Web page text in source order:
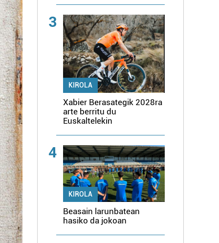
3
KIROLA
Xabier Berasategik 2028ra
arte berritu du
Euskaltelekin
4
KIROLA
Beasain larunbatean
hasiko da jokoan